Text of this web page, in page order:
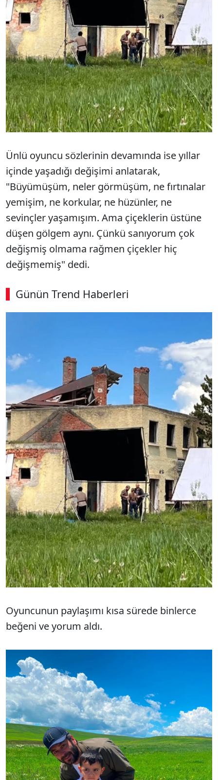
Ünlü oyuncu sözlerinin devamında ise yıllar
içinde yaşadığı değişimi anlatarak,
"Büyümüşüm, neler görmüşüm, ne fırtınalar
yemişim, ne korkular, ne hüzünler, ne
sevinçler yaşamışım. Ama çiçeklerin üstüne
düşen gölgem aynı. Çünkü sanıyorum çok
değişmiş olmama rağmen çiçekler hiç
değişmemiş" dedi.
Günün Trend Haberleri
00:02 / 03:53
Oyuncunun paylaşımı kısa sürede binlerce
beğeni ve yorum aldı.